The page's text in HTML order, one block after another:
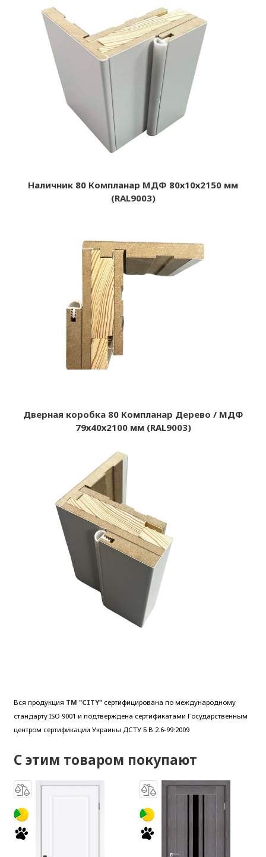
Наличник 80 Компланар МДФ 80х10х2150 мм
(RAL9003)
Дверная коробка 80 Компланар Дерево / МДФ
79х40х2100 мм (RAL9003)
Вся продукция ТМ "CITY"сертифицирована по международному
стандарту ISO 9001 и подтверждена сертификатами Государственным
центром сертификации Украины ДСТУ Б В.2.6-99:2009
С этим товаром покупают